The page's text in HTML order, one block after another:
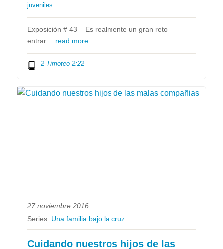
juveniles
Exposición # 43 – Es realmente un gran reto
entrar… read more
2 Timoteo 2:22
27 noviembre 2016
Series: Una familia bajo la cruz
Cuidando nuestros hijos de las